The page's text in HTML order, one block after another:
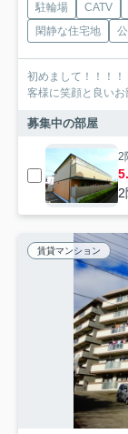
駐輪場 CATV
閑静な住宅地
初めまして！！！
客様に笑顔と良い
募集中の部屋
2
賃貸マンション